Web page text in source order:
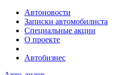
Автоновости
Записки автомобилиста
Специальные акции
О проекте
Автобизнес